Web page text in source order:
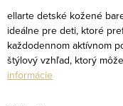
ellarte detské kožené
ideálne pre deti, ktoré
každodennom aktívnom
štýlový vzhľad, ktorý
informácie